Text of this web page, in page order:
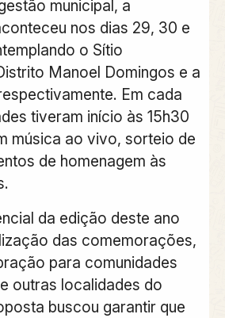
municipal, a
nos dias 29, 30 e
o Sítio
Manoel Domingos e a
Em cada
tiveram início às 15h30
música ao vivo, sorteio de
de homenagem às
da edição deste ano
das comemorações,
para comunidades
outras localidades do
buscou garantir que